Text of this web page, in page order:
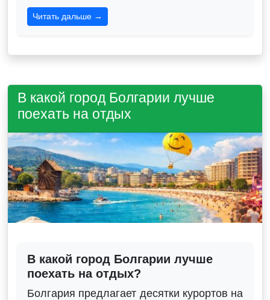
Читать дальше →
В какой город Болгарии лучше
поехать на отдых
В какой город Болгарии лучше
поехать на отдых?
Болгария предлагает десятки курортов на